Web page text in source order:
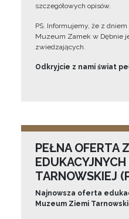
szczegółowych opisów.
PS. Informujemy, że z dniem
Muzeum Zamek w Dębnie
zwiedzających.
Odkryjcie z nami świat
PEŁNA OFERTA
TARNOWSKIEJ
Najnowsza oferta
Muzeum Ziemi